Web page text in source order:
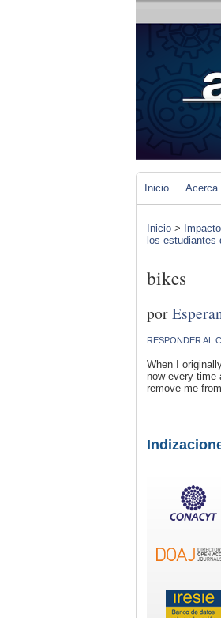
Inicio Acerca
Inicio >
los estudiantes
bikes
por
RESPONDER AL
When I
now every time
remove me